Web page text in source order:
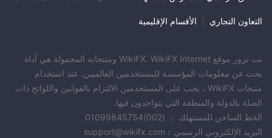
التعاون التجاري الأقسام الإقليمية
نت تزور موقع WikiFX. WikiFX Internet ومنتجاته المحمولة هي أداة
بحث عن معلومات المؤسسة للمستخدمين العالميين. عند استخدام
منتجات WikiFX ، يجب على المستخدمين الالتزام بالقوانين واللوائح ذات
الصلة بالدولة والمنطقة التي يتواجدون فيها.
الخط الساخن للمستهلك ： (002)01099845754
البريد الإلكتروني الرسمي：support@wikifx.com